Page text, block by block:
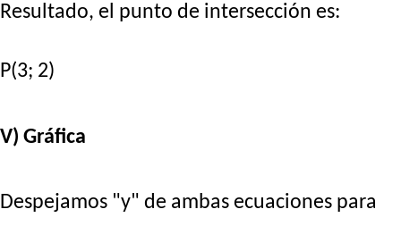
Resultado, el punto de intersección es:
P(3; 2)
V) Gráfica
Despejamos "y" de ambas ecuaciones para